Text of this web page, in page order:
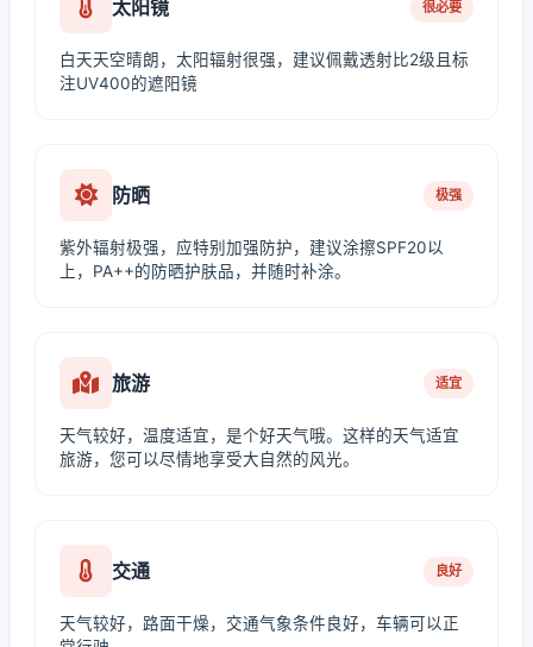
太阳镜 很必要
白天天空晴朗，太阳辐射很强，建议佩戴透射比2级且标
注UV400的遮阳镜
防晒 极强
紫外辐射极强，应特别加强防护，建议涂擦SPF20以
上，PA++的防晒护肤品，并随时补涂。
旅游 适宜
天气较好，温度适宜，是个好天气哦。这样的天气适宜
旅游，您可以尽情地享受大自然的风光。
交通 良好
天气较好，路面干燥，交通气象条件良好，车辆可以正